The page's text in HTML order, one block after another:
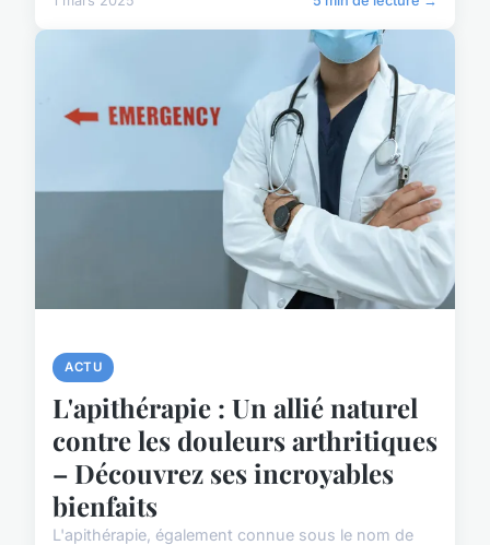
ACTU
L'apithérapie : Un allié naturel
contre les douleurs arthritiques
– Découvrez ses incroyables
bienfaits
L'apithérapie, également connue sous le nom de